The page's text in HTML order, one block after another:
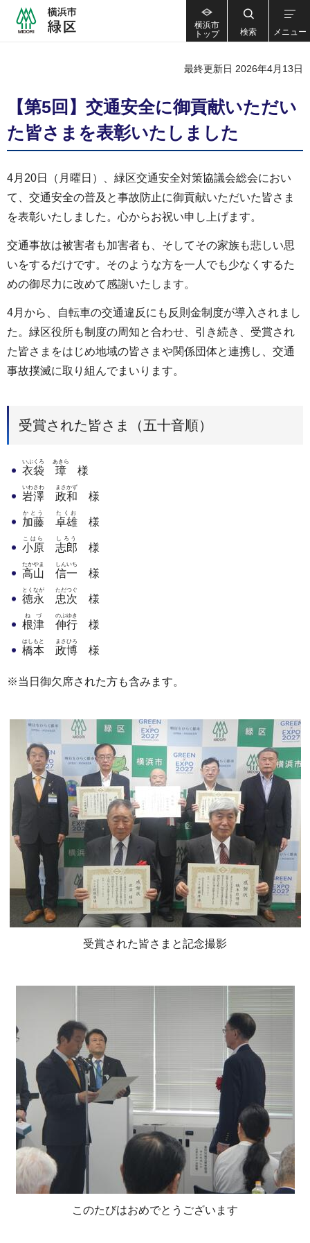
横浜市
トップ
検索 メニュー
最終更新日 2026年4月13日
【第5回】交通安全に御貢献いただい
た皆さまを表彰いたしました
4月20日（月曜日）、緑区交通安全対策協議会総会におい
て、交通安全の普及と事故防止に御貢献いただいた皆さま
を表彰いたしました。心からお祝い申し上げます。
交通事故は被害者も加害者も、そしてその家族も悲しい思
いをするだけです。そのような方を一人でも少なくするた
めの御尽力に改めて感謝いたします。
4月から、自転車の交通違反にも反則金制度が導入されまし
た。緑区役所も制度の周知と合わせ、引き続き、受賞され
た皆さまをはじめ地域の皆さまや関係団体と連携し、交通
事故撲滅に取り組んでまいります。
受賞された皆さま（五十音順）
衣袋
いぶくろ
璋
あきら
様
岩澤
いわさわ
政和
まさかず
様
加藤
かとう
卓雄
たくお
様
小原
こはら
志郎
しろう
様
高山
たかやま
信一
しんいち
様
徳永
とくなが
忠次
ただつぐ
様
根津
ねづ
伸行
のぶゆき
様
橋本
はしもと
政博
まさひろ
様
※当日御欠席された方も含みます。
受賞された皆さまと記念撮影
このたびはおめでとうございます